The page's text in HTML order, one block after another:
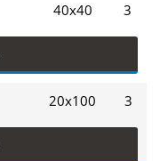
40х40 3
20х100 3